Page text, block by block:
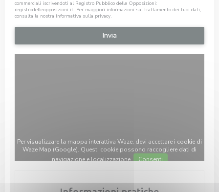
commerciali iscrivendoti al Registro Pubblico delle Opposizioni:
registrodelleopposizioni.it. Per maggiori informazioni sul trattamento dei tuoi dati,
consulta la nostra informativa sulla privacy.
Per visualizzare la mappa interattiva Waze, devi accettare i cookie di
Waze Map (Google). Questi cookie possono raccogliere dati di
navigazione e localizzazione.
Consenti